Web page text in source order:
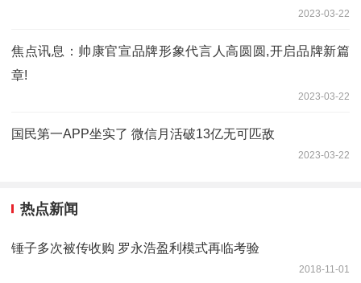
2023-03-22
焦点讯息：帅康官宣品牌形象代言人高圆圆,开启品牌新篇
章!
2023-03-22
国民第一APP坐实了 微信月活破13亿无可匹敌
2023-03-22
热点新闻
锤子多次被传收购 罗永浩盈利模式再临考验
2018-11-01